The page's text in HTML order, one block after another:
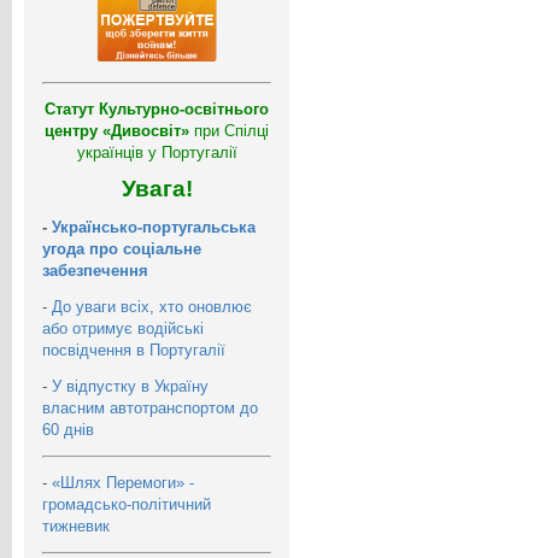
Статут Культурно-освітнього
центру «Дивосвіт» при Спілці
українців у Португалії
Увага!
- Українсько-португальська
угода про соціальне
забезпечення
- До уваги всіх, хто оновлює
або отримує водійські
посвідчення в Португалії
- У відпустку в Україну
власним автотранспортом до
60 днів
- «Шлях Перемоги» -
громадсько-політичний
тижневик